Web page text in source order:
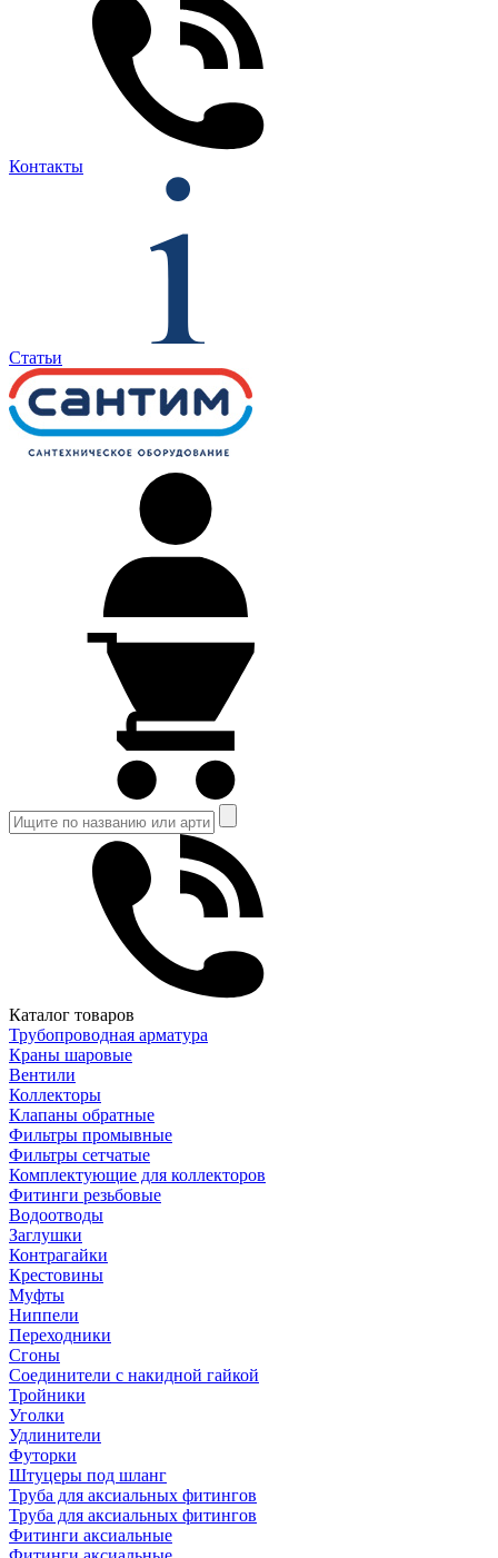
Контакты
Статьи
Каталог товаров
Трубопроводная арматура
Краны шаровые
Вентили
Коллекторы
Клапаны обратные
Фильтры промывные
Фильтры сетчатые
Комплектующие для коллекторов
Фитинги резьбовые
Водоотводы
Заглушки
Контрагайки
Крестовины
Муфты
Ниппели
Переходники
Сгоны
Соединители с накидной гайкой
Тройники
Уголки
Удлинители
Футорки
Штуцеры под шланг
Труба для аксиальных фитингов
Труба для аксиальных фитингов
Фитинги аксиальные